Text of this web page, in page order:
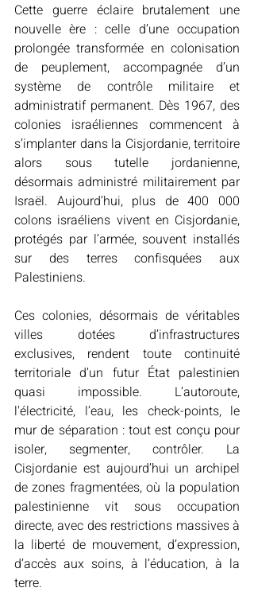
Cette guerre éclaire brutalement une
nouvelle ère : celle d’une occupation
prolongée transformée en colonisation
de peuplement, accompagnée d’un
système de contrôle militaire et
administratif permanent. Dès 1967, des
colonies israéliennes commencent à
s’implanter dans la Cisjordanie, territoire
alors sous tutelle jordanienne,
désormais administré militairement par
Israël. Aujourd’hui, plus de 400 000
colons israéliens vivent en Cisjordanie,
protégés par l’armée, souvent installés
sur des terres confisquées aux
Palestiniens.
Ces colonies, désormais de véritables
villes dotées d’infrastructures
exclusives, rendent toute continuité
territoriale d’un futur État palestinien
quasi impossible. L’autoroute,
l'électricité, l’eau, les check-points, le
mur de séparation : tout est conçu pour
isoler, segmenter, contrôler. La
Cisjordanie est aujourd’hui un archipel
de zones fragmentées, où la population
palestinienne vit sous occupation
directe, avec des restrictions massives à
la liberté de mouvement, d’expression,
d’accès aux soins, à l’éducation, à la
terre.